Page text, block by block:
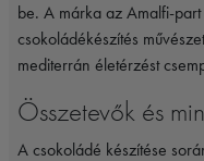
be. A márka az Amalfi-
csokoládékészítés
mediterrán életérzést
Összetevők és
A csokoládé készítése